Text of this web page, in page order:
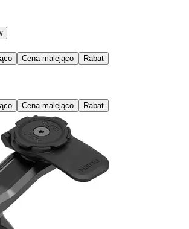
Cena malejąco Rabat
Cena malejąco Rabat